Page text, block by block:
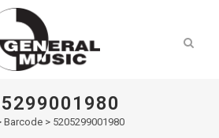
Barcode > 5205299001980